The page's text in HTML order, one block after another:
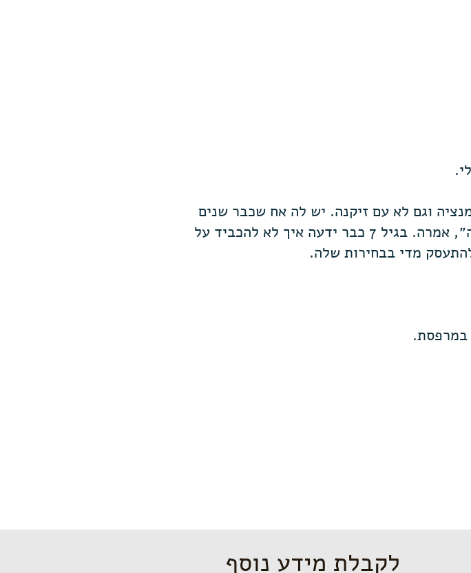
וגם לא עם זיקנה. יש לה אח שכבר שנים
רבות הוא פה ולא פה. חי ולא חי. ״היתה תאונה״, אמרה. בגיל 7 כבר ידעה איך לא להכביד על
מדי בבחירות שלה.
במרפסת.
לקבלת מידע נוסף